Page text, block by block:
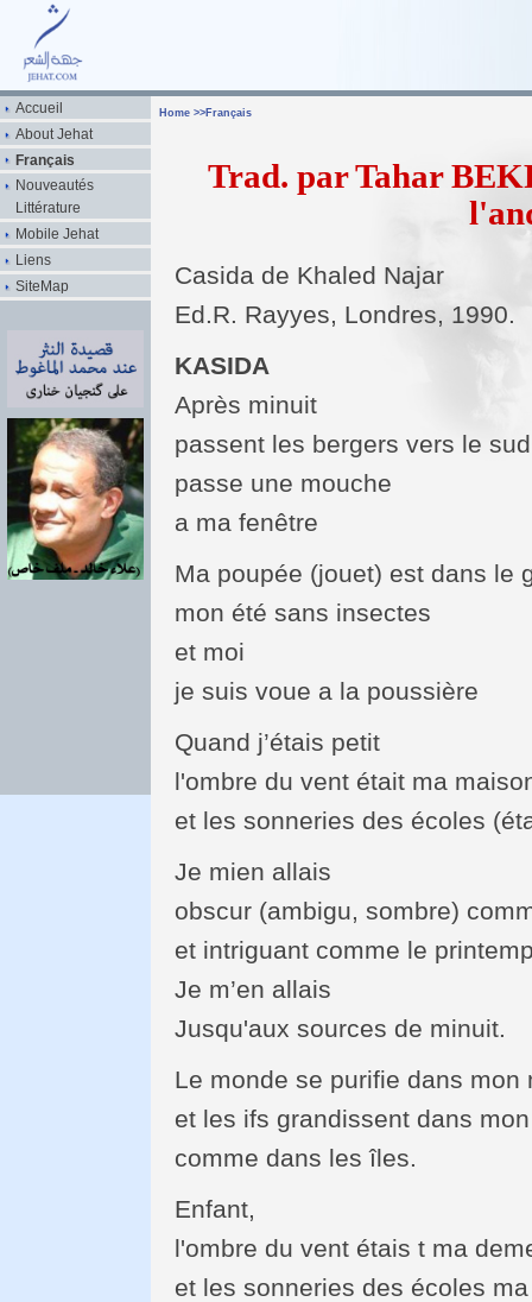
Accueil
About Jehat
Français
Nouveautés
Littérature
Mobile Jehat
Liens
SiteMap
Home >> Français
Trad. par Tahar
Casida de Khaled Najar
Ed.R. Rayyes, Londres, 1990.
KASIDA
Après minuit
passent les bergers vers le sud
passe une mouche
a ma fenêtre
Ma poupée (jouet) est dans le
mon été sans insectes
et moi
je suis voue a la poussière
Quand j’étais petit
l'ombre du vent était ma
et les sonneries des écoles
Je mien allais
obscur (ambigu, sombre)
et intriguant comme le
Je m’en allais
Jusqu'aux sources de minuit.
Le monde se purifie dans mon
et les ifs grandissent dans
comme dans les îles.
Enfant,
l'ombre du vent étais t ma
et les sonneries des écoles